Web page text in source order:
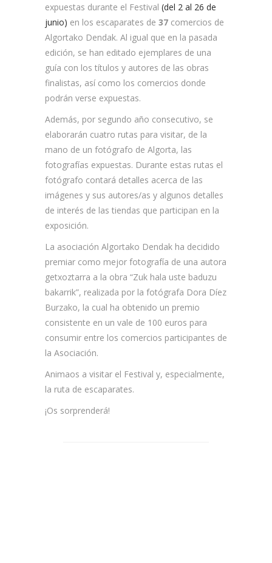
expuestas durante el Festival (del 2 al 26 de
junio) en los escaparates de 37 comercios de
Algortako Dendak. Al igual que en la pasada
edición, se han editado ejemplares de una
guía con los títulos y autores de las obras
finalistas, así como los comercios donde
podrán verse expuestas.
Además, por segundo año consecutivo, se
elaborarán cuatro rutas para visitar, de la
mano de un fotógrafo de Algorta, las
fotografías expuestas. Durante estas rutas el
fotógrafo contará detalles acerca de las
imágenes y sus autores/as y algunos detalles
de interés de las tiendas que participan en la
exposición.
La asociación Algortako Dendak ha decidido
premiar como mejor fotografía de una autora
getxoztarra a la obra “Zuk hala uste baduzu
bakarrik”, realizada por la fotógrafa Dora Díez
Burzako, la cual ha obtenido un premio
consistente en un vale de 100 euros para
consumir entre los comercios participantes de
la Asociación.
Animaos a visitar el Festival y, especialmente,
la ruta de escaparates.
¡Os sorprenderá!